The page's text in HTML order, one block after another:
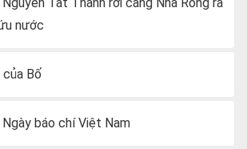
nước
Bố
báo chí Việt Nam